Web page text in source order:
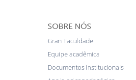
SOBRE NÓS
Gran Faculdade
Equipe acadêmica
Documentos institucionais